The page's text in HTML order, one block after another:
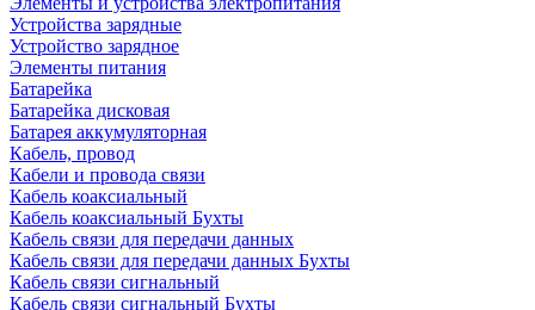
Устройства зарядные
Устройство зарядное
Элементы питания
Батарейка
Батарейка дисковая
Батарея аккумуляторная
Кабель, провод
Кабели и провода связи
Кабель коаксиальный
Кабель коаксиальный Бухты
Кабель связи для передачи данных
Кабель связи для передачи данных Бухты
Кабель связи сигнальный
Кабель связи сигнальный Бухты